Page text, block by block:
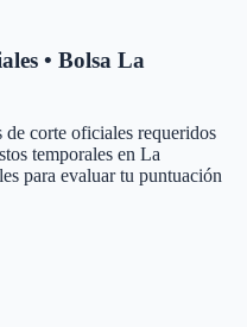
• Bolsa La
corte oficiales requeridos
temporales en La
para evaluar tu puntuación